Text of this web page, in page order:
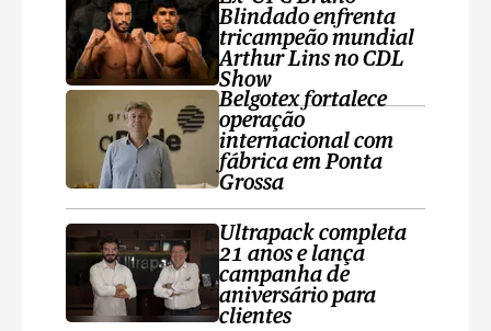
Blindado enfrenta
tricampeão mundial
Arthur Lins no CDL
Show
Belgotex fortalece
operação
internacional com
fábrica em Ponta
Grossa
Ultrapack completa
21 anos e lança
campanha de
aniversário para
clientes